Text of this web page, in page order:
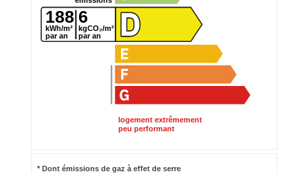
logement extrêmement
peu performant
188
kWh/m²
par an
6
kgCO₂/m²
par an
* Dont émissions de gaz à effet de serre